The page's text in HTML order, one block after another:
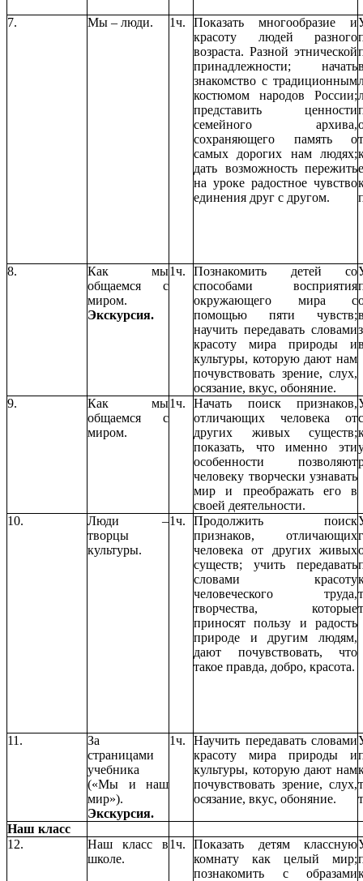
7. Мы – люди. 1ч.
Показать многообразие и
красоту людей разного
возраста. Разной этнической
принадлежности; начать
знакомство с традиционным
костюмом народов России;
представить ценности
семейного архива,
сохраняющего память о
самых дорогих нам людях;
дать возможность пережить
на уроке радостное чувство
единения друг с другом.
8.
Как мы
общаемся с
миром.
Экскурсия.
1ч.
Познакомить детей со
способами восприятия
окружающего мира с
помощью пяти чувств;
научить передавать словами
красоту мира природы и
культуры, которую дают нам
почувствовать зрение, слух,
осязание, вкус, обоняние.
9.
Как мы
общаемся с
миром.
1ч.
Начать поиск признаков,
отличающих человека от
других живых существ;
показать, что именно эти
особенности позволяют
человеку творчески узнавать
мир и преображать его в
своей деятельности.
10.
Люди –
творцы
культуры.
1ч.
Продолжить поиск
признаков, отличающих
человека от других живых
существ; учить передавать
словами красоту
человеческого труда,
творчества, которые
приносят пользу и радость
природе и другим людям,
дают почувствовать, что
такое правда, добро, красота.
11.
За
страницами
учебника
(«Мы и наш
мир»).
Экскурсия.
1ч.
Научить передавать словами
красоту мира природы и
культуры, которую дают нам
почувствовать зрение, слух,
осязание, вкус, обоняние.
Наш класс
12.
Наш класс в
школе.
1ч.
Показать детям классную
комнату как целый мир;
познакомить с образами